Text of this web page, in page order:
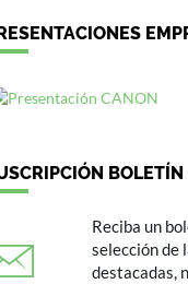
Reciba un
selección de
destacadas,